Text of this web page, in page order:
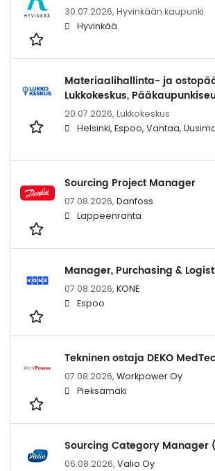
30.07.2026, Hyvinkään kaupunki
Hyvinkää
Materiaalihallinta- ja
Lukkokeskus,
20.07.2026, Lukkokeskus
Helsinki, Espoo, Vantaa,
Sourcing Project Manager
07.08.2026, Danfoss
Lappeenranta
Manager, Purchasing &
07.08.2026, KONE
Espoo
Tekninen ostaja DEKO
07.08.2026, Workpower Oy
Pieksämäki
Sourcing Category Manager
06.08.2026, Valio Oy